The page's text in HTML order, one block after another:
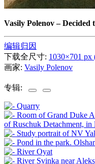
Vasily Polenov–Decided
编辑归因
下载全尺寸: 1030×701 px
画家: Vasily Polenov
专辑: